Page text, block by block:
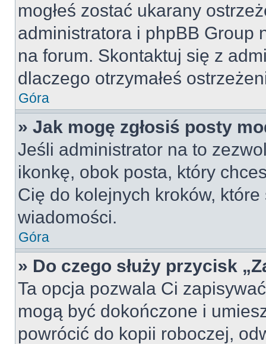
mogłeś zostać ukarany
administratora i phpBB Group
na forum. Skontaktuj się z
dlaczego otrzymałeś
Góra
» Jak mogę zgłosiś posty
Jeśli administrator na to
ikonkę, obok posta, który
Cię do kolejnych kroków,
wiadomości.
Góra
» Do czego służy przycisk
Ta opcja pozwala Ci
mogą być dokończone i
powrócić do kopii roboczej,